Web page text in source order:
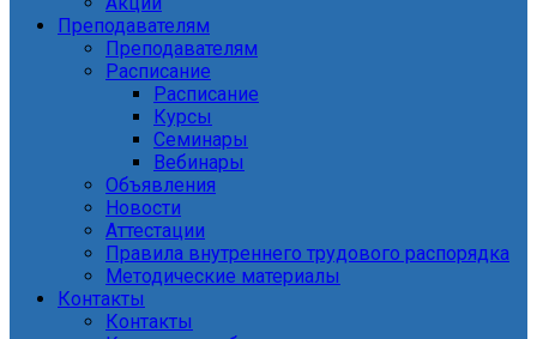
Преподавателям
Преподавателям
Расписание
Расписание
Курсы
Семинары
Вебинары
Объявления
Новости
Аттестации
Правила внутреннего трудового распорядка
Методические материалы
Контакты
Контакты